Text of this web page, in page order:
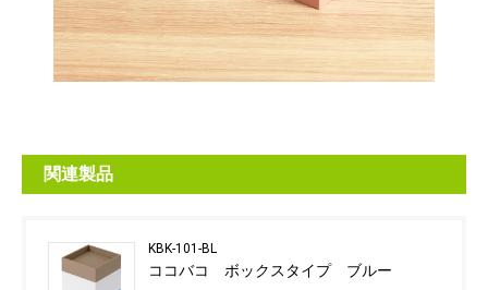
関連製品
KBK-101-BL
ココバコ ボックスタイプ ブルー